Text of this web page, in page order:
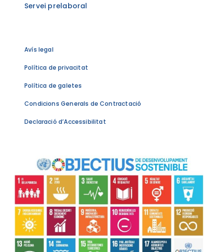
Servei prelaboral
Avís legal
Política de privacitat
Política de galetes
Condicions Generals de Contractació
Declaració d’Accessibilitat